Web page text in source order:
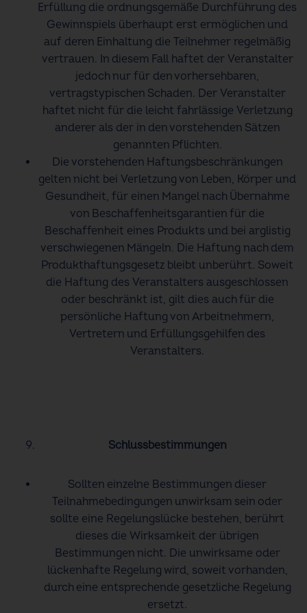
Erfüllung die ordnungsgemäße Durchführung des
Gewinnspiels überhaupt erst ermöglichen und
auf deren Einhaltung die Teilnehmer regelmäßig
vertrauen. In diesem Fall haftet der Veranstalter
jedoch nur für den vorhersehbaren,
vertragstypischen Schaden. Der Veranstalter
haftet nicht für die leicht fahrlässige Verletzung
anderer als der in den vorstehenden Sätzen
genannten Pflichten.
Die vorstehenden Haftungsbeschränkungen
gelten nicht bei Verletzung von Leben, Körper und
Gesundheit, für einen Mangel nach Übernahme
von Beschaffenheitsgarantien für die
Beschaffenheit eines Produkts und bei arglistig
verschwiegenen Mängeln. Die Haftung nach dem
Produkthaftungsgesetz bleibt unberührt. Soweit
die Haftung des Veranstalters ausgeschlossen
oder beschränkt ist, gilt dies auch für die
persönliche Haftung von Arbeitnehmern,
Vertretern und Erfüllungsgehilfen des
Veranstalters.
Schlussbestimmungen
Sollten einzelne Bestimmungen dieser
Teilnahmebedingungen unwirksam sein oder
sollte eine Regelungslücke bestehen, berührt
dieses die Wirksamkeit der übrigen
Bestimmungen nicht. Die unwirksame oder
lückenhafte Regelung wird, soweit vorhanden,
durch eine entsprechende gesetzliche Regelung
ersetzt.